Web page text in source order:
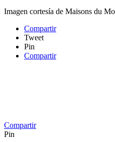
Imagen cortesía de Maisons du
Compartir
Tweet
Pin
Compartir
Compartir
Pin